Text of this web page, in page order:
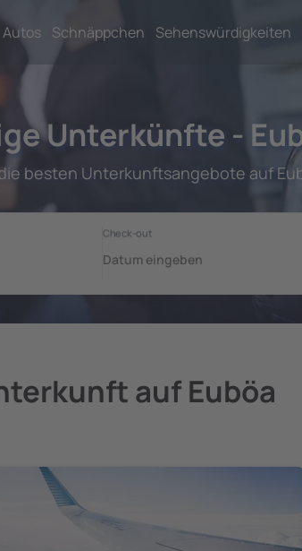
Autos Schnäppchen Sehenswürdigkeiten
Unterkünfte -
besten Unterkunftsangebote auf
auf Euböa